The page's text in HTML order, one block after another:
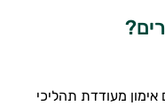
מעודדת תהליכי